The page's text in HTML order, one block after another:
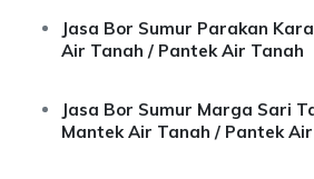
Jasa Bor Sumur Parakan
Air Tanah / Pantek Air Tanah
Jasa Bor Sumur Marga Sari
Mantek Air Tanah / Pantek